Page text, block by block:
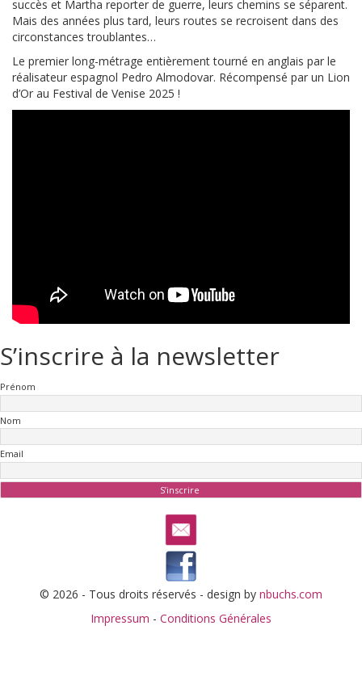
succès et Martha reporter de guerre, leurs chemins se séparent.
Mais des années plus tard, leurs routes se recroisent dans des
circonstances troublantes…
Le premier long-métrage entièrement tourné en anglais par le
réalisateur espagnol Pedro Almodovar. Récompensé par un Lion
d’Or au Festival de Venise 2025 !
S’inscrire à la newsletter
Prénom
Nom
Email
© 2026 - Tous droits réservés - design by nbuchs.com
Impressum - Conditions Générales